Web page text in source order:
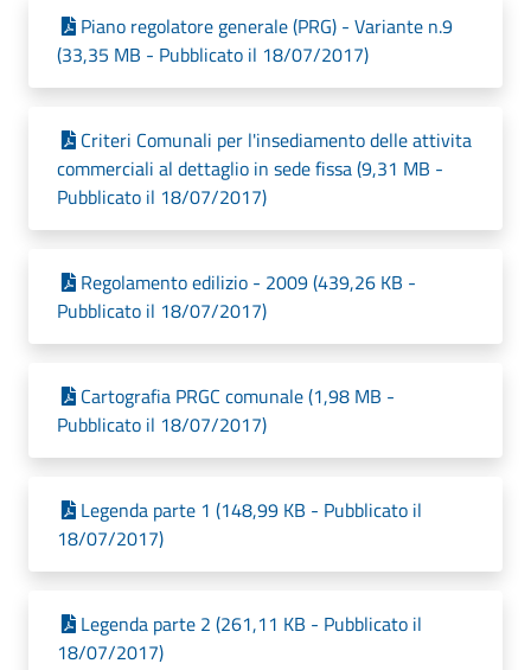
Piano regolatore generale (PRG) - Variante n.9
(33,35 MB - Pubblicato il 18/07/2017)
Criteri Comunali per l'insediamento delle attivita
commerciali al dettaglio in sede fissa (9,31 MB -
Pubblicato il 18/07/2017)
Regolamento edilizio - 2009 (439,26 KB -
Pubblicato il 18/07/2017)
Cartografia PRGC comunale (1,98 MB -
Pubblicato il 18/07/2017)
Legenda parte 1 (148,99 KB - Pubblicato il
18/07/2017)
Legenda parte 2 (261,11 KB - Pubblicato il
18/07/2017)